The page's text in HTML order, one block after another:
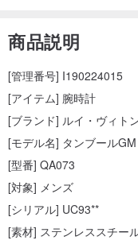
商品説明
[管理番号] I190224015
[アイテム] 腕時計
[ブランド] ルイ・ヴィト
[モデル名] タンブールGM
[型番] QA073
[対象] メンズ
[シリアル] UC93**
[素材] ステンレススチー